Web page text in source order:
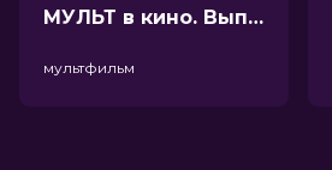
МУЛЬТ в кино. Выпуск №198. Некогда скучать (0+)
мультфильм